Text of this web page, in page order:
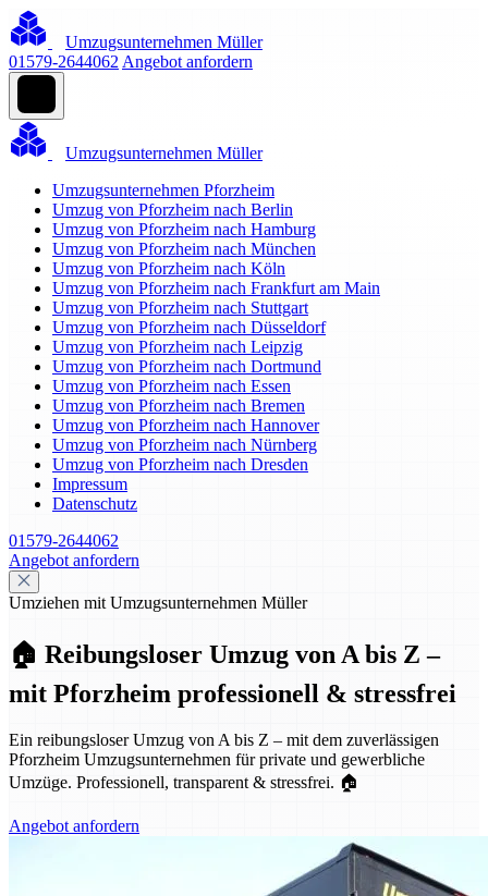
Umzugsunternehmen Müller
01579-2644062 Angebot anfordern
Umzugsunternehmen Müller
Umzugsunternehmen Pforzheim
Umzug von Pforzheim nach Berlin
Umzug von Pforzheim nach Hamburg
Umzug von Pforzheim nach München
Umzug von Pforzheim nach Köln
Umzug von Pforzheim nach Frankfurt am Main
Umzug von Pforzheim nach Stuttgart
Umzug von Pforzheim nach Düsseldorf
Umzug von Pforzheim nach Leipzig
Umzug von Pforzheim nach Dortmund
Umzug von Pforzheim nach Essen
Umzug von Pforzheim nach Bremen
Umzug von Pforzheim nach Hannover
Umzug von Pforzheim nach Nürnberg
Umzug von Pforzheim nach Dresden
Impressum
Datenschutz
01579-2644062
Angebot anfordern
Umziehen mit Umzugsunternehmen Müller
🏠 Reibungsloser Umzug von A bis Z –
mit Pforzheim professionell & stressfrei
Ein reibungsloser Umzug von A bis Z – mit dem zuverlässigen
Pforzheim Umzugsunternehmen für private und gewerbliche
Umzüge. Professionell, transparent & stressfrei. 🏠
Angebot anfordern